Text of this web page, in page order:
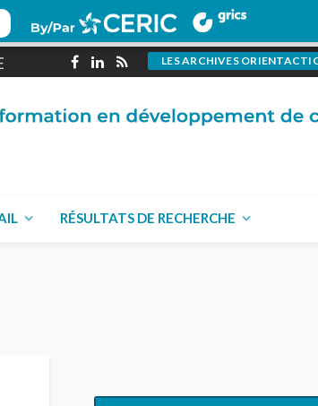
LES ARCHIVES
RÉSULTATS DE RECHERCHE